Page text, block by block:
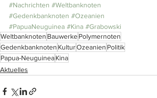
#Nachrichten #Weltbanknoten
#Gedenkbanknoten #Ozeanien
#PapuaNeuguinea #Kina #Grabowski
Weltbanknoten BauwerkePolymernoten
Gedenkbanknoten KulturOzeanien Politik
Papua-NeuguineaKina
Aktuelles